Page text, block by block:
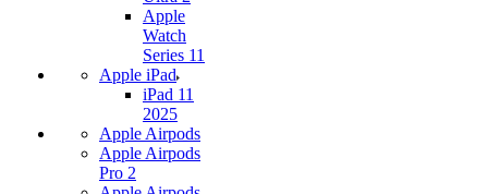
Apple
Watch
Series 11
Apple iPad
iPad 11
2025
Apple Airpods
Apple Airpods
Pro 2